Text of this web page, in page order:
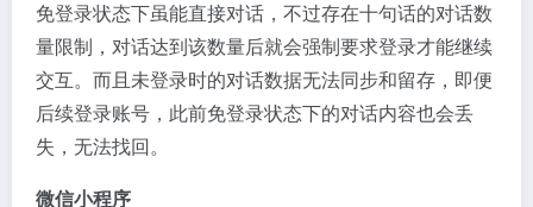
免登录状态下虽能直接对话，不过存在十句话的对话数
量限制，对话达到该数量后就会强制要求登录才能继续
交互。而且未登录时的对话数据无法同步和留存，即便
后续登录账号，此前免登录状态下的对话内容也会丢
失，无法找回。
微信小程序